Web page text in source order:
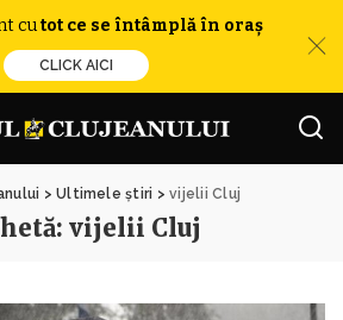
cutot ce se întâmplă în oraș
CLICK AICI
>Ultimele știri >vijelii Cluj
vijelii Cluj